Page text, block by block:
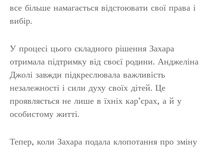
все більше намагається відстоювати свої права і
вибір.
У процесі цього складного рішення Захара
отримала підтримку від своєї родини. Анджеліна
Джолі завжди підкреслювала важливість
незалежності і сили духу своїх дітей. Це
проявляється не лише в їхніх кар’єрах, а й у
особистому житті.
Тепер, коли Захара подала клопотання про зміну